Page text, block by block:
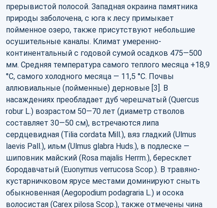
прерывистой полосой. Западная окраина памятника
природы заболочена, с юга к лесу примыкает
пойменное озеро, также присутствуют небольшие
осушительные каналы. Климат умеренно-
континентальный с годовой сумой осадков 475—500
мм. Средняя температура самого теплого месяца +18,9
°С, самого холодного месяца — 11,5 °С. Почвы
аллювиальные (пойменные) дерновые [3]. В
насаждениях преобладает дуб черешчатый (Quercus
robur L.) возрастом 50—70 лет (диаметр стволов
составляет 30—50 см), встречаются липа
сердцевидная (Tilia cordata Mill.), вяз гладкий (Ulmus
laevis Pall.), ильм (Ulmus glabra Huds.), в подлеске —
шиповник майский (Rosa majalis Herrm.), бересклет
бородавчатый (Euonymus verrucosa Scop.). В травяно-
кустарничковом ярусе местами доминируют сныть
обыкновенная (Aegopodium podagraria L.) и осока
волосистая (Carex pilosa Scop.), также отмечены чина